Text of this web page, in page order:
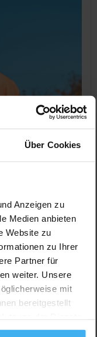
Über Cookies
Anzeigen zu
Medien anbieten
Website zu
zu Ihrer
Partner für
weiter. Unsere
mit
bereitgestellt
& Co. KG